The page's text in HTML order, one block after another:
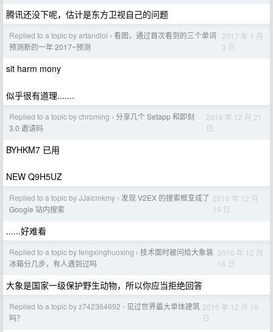
腾讯还没下呢，估计是东方卫视自己的问题
Replied to a topic by artandlol › 看图，通过首次看到的三个单词
预测新的一年 2017~预测
2017 年 1 月
3 日
sit harm mony
似乎很有道理.......
Replied to a topic by chroming › 分享几个 Setapp 和即刻
3.0 邀请码
2016 年 12 月 21
日
BYHKM7 已用
NEW Q9H5UZ
Replied to a topic by JJaicmkmy › 发现 V2EX 的搜索框变成了
Google 站内搜索
2016 年 12 月
19 日
......好难看
Replied to a topic by fengxinghuoxing › 技术面时被问给大象装
冰箱分几步，有人遇到过吗
2016 年 12 月
16 日
大象是国家一级保护野生动物，所以你应当拒绝回答
Replied to a topic by z742364692 › 见过世界最大单体建筑
吗？
2016 年 12 月 16
日